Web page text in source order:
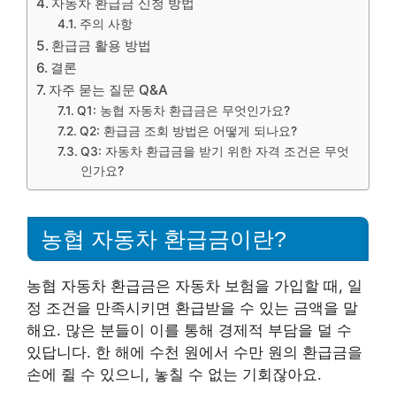
주의 사항
환급금 활용 방법
결론
자주 묻는 질문 Q&A
Q1: 농협 자동차 환급금은 무엇인가요?
Q2: 환급금 조회 방법은 어떻게 되나요?
Q3: 자동차 환급금을 받기 위한 자격 조건은 무엇
인가요?
농협 자동차 환급금이란?
농협 자동차 환급금은 자동차 보험을 가입할 때, 일
정 조건을 만족시키면 환급받을 수 있는 금액을 말
해요. 많은 분들이 이를 통해 경제적 부담을 덜 수
있답니다. 한 해에 수천 원에서 수만 원의 환급금을
손에 쥘 수 있으니, 놓칠 수 없는 기회잖아요.